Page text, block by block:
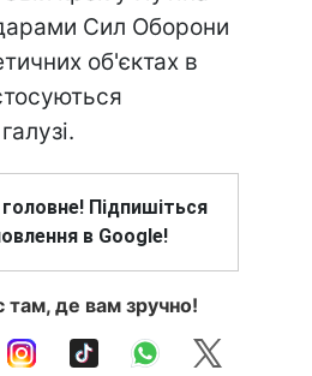
Сил Оборони
об'єктах в
Підпишіться
в Google!
там, де вам зручно!